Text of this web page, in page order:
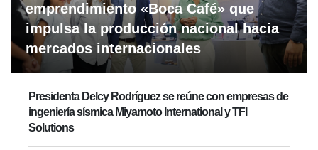
emprendimiento «Boca Café» que
impulsa la producción nacional hacia
mercados internacionales
Presidenta Delcy Rodríguez se reúne con empresas de
ingeniería sísmica Miyamoto International y TFI
Solutions